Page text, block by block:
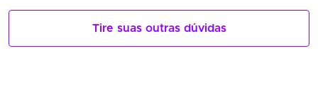
Tire suas outras dúvidas